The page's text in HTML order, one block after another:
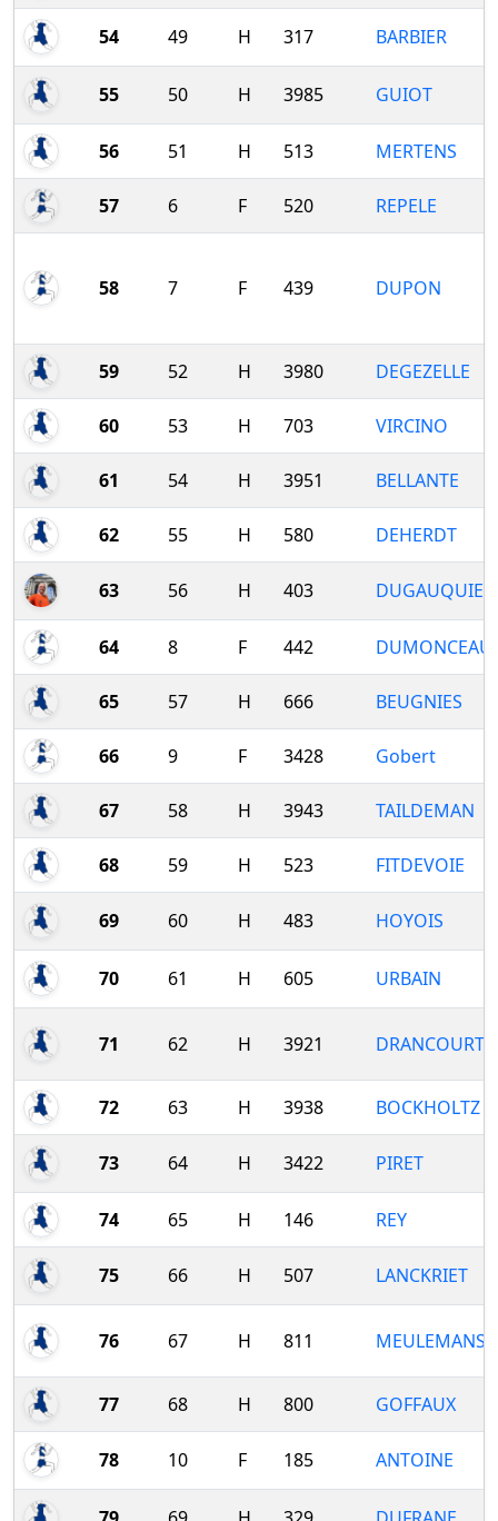
54 49 H 317 BARBIER
55 50 H 3985 GUIOT
56 51 H 513 MERTENS
57 6 F 520 REPELE
58 7 F 439 DUPON
59 52 H 3980 DEGEZELLE
60 53 H 703 VIRCINO
61 54 H 3951 BELLANTE
62 55 H 580 DEHERDT
63 56 H 403 DUGAUQUIER
64 8 F 442 DUMONCEAU
65 57 H 666 BEUGNIES
66 9 F 3428 Gobert
67 58 H 3943 TAILDEMAN
68 59 H 523 FITDEVOIE
69 60 H 483 HOYOIS
70 61 H 605 URBAIN
71 62 H 3921 DRANCOURT
72 63 H 3938 BOCKHOLTZ
73 64 H 3422 PIRET
74 65 H 146 REY
75 66 H 507 LANCKRIET
76 67 H 811 MEULEMANS
77 68 H 800 GOFFAUX
78 10 F 185 ANTOINE